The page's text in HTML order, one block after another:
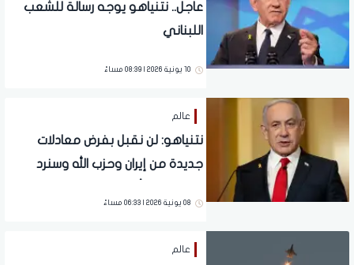
عاجل.. نتنياهو يوجه رسالة للشعب
اللبناني
10 يونية 2026 | 08:39 مساءً
عالم
نتنياهو: لن نقبل بفرض معادلات
جديدة من إيران وحزب الله وسنرد
08 يونية 2026 | 06:33 مساءً
عالم